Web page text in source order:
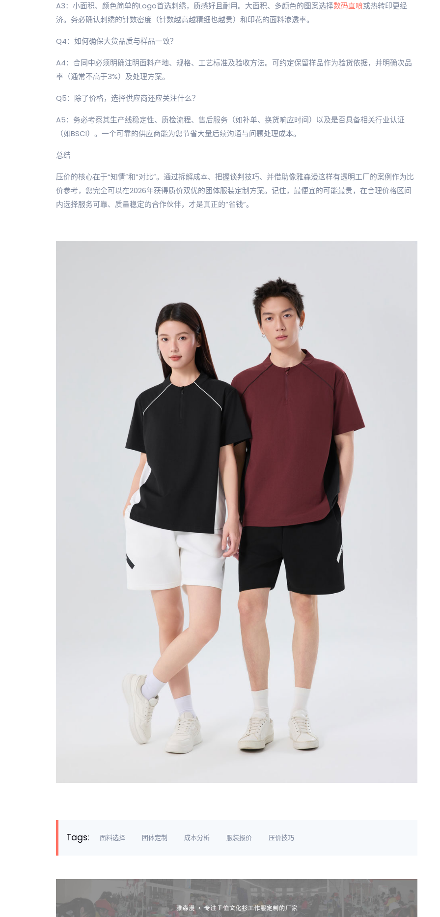
A3：小面积、颜色简单的Logo首选刺绣，质感好且耐用。大面积、多颜色的图案选择数码直喷或热转印更经
济。务必确认刺绣的针数密度（针数越高越精细也越贵）和印花的面料渗透率。
Q4：如何确保大货品质与样品一致？
A4：合同中必须明确注明面料产地、规格、工艺标准及验收方法。可约定保留样品作为验货依据，并明确次品
率（通常不高于3%）及处理方案。
Q5：除了价格，选择供应商还应关注什么？
A5：务必考察其生产线稳定性、质检流程、售后服务（如补单、换货响应时间）以及是否具备相关行业认证
（如BSCI）。一个可靠的供应商能为您节省大量后续沟通与问题处理成本。
总结
压价的核心在于“知情”和“对比”。通过拆解成本、把握谈判技巧、并借助像雅森漫这样有透明工厂的案例作为比
价参考，您完全可以在2026年获得质价双优的团体服装定制方案。记住，最便宜的可能最贵，在合理价格区间
内选择服务可靠、质量稳定的合作伙伴，才是真正的“省钱”。
Tags: 面料选择 团体定制 成本分析 服装报价 压价技巧